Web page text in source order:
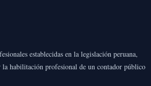
establecidas en la legislación peruana,
la habilitación profesional de un contador público